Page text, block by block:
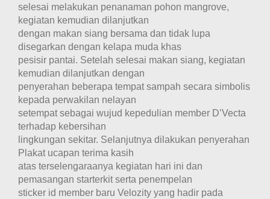
selesai melakukan penanaman pohon mangrove,
kegiatan kemudian dilanjutkan
dengan makan siang bersama dan tidak lupa
disegarkan dengan kelapa muda khas
pesisir pantai. Setelah selesai makan siang, kegiatan
kemudian dilanjutkan dengan
penyerahan beberapa tempat sampah secara simbolis
kepada perwakilan nelayan
setempat sebagai wujud kepedulian member D’Vecta
terhadap kebersihan
lingkungan sekitar. Selanjutnya dilakukan penyerahan
Plakat ucapan terima kasih
atas terselengaraanya kegiatan hari ini dan
pemasangan starterkit serta penempelan
sticker id member baru Velozity yang hadir pada